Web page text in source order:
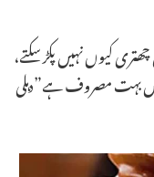
کیوں نہیں پکڑ سکتے،
میں بہت مصروف ہے”دہلی